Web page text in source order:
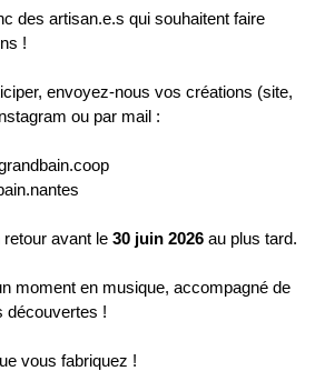
des artisan.e.s qui souhaitent faire
!
envoyez-nous vos créations (site,
ou par mail :
avant le 30 juin 2026 au plus tard.
moment en musique, accompagné de
découvertes !
vous fabriquez !